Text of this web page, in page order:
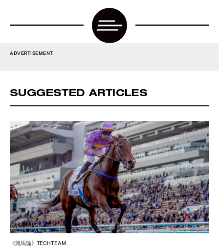
ADVERTISEMENT
SUGGESTED ARTICLES
《競馬論》TECHTEAM